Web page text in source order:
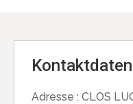
Kontaktdaten
Adresse : CLOS